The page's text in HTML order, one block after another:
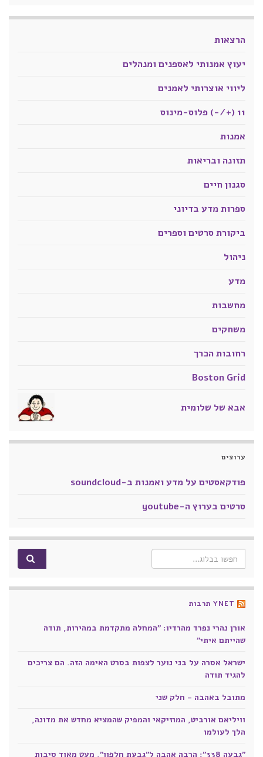
הרצאות
יעוץ אמנותי לאספנים ומנהלים
ליווי אוצרותי לאמנים
11 (+/-) פלוס-מינוס
אמנות
תזונה ובריאות
סגנון חיים
ספרות מדע בדיוני
ביקורת סרטים וספרים
ניהול
מדע
מחשבות
משחקים
רחובות הכרך
Boston Grid
אבא של שלומית
ערוצים
פודקאסטים על מדע ואמנות ב-soundcloud
סרטים בערוץ ה-youtube
Search for:
YNET תרבות
אורן נהרי נפרד מהרדיו: "המחלה מתקדמת במהירות, תודה
שהייתם איתי"
ישראל אסרה על בני נוער לצפות בסרט האימה הזה. הם צריכים
להגיד תודה
מתובל באהבה - חלק שני
וויליאם אורביט, המוזיקאי והמפיק שהמציא מחדש את מדונה,
הלך לעולמו
"גבעה 338": הרבה אהבה ל"גבעת חלפון", מעט מאוד סיבות